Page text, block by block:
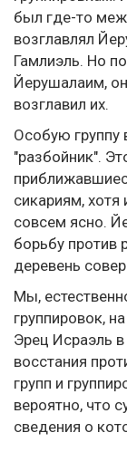
был где-то
возглавлял
Гамлиэль. Но
Йерушалаим,
возглавил их.
Особую группу
"разбойник".
сикариям,
совсем ясно.
борьбу против
деревень
Мы,
группировок,
Эрец Исраэль
восстания
групп и
вероятно, что
сведения о